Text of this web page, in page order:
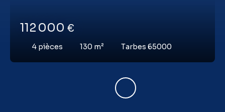
112 000 €
4 pièces 130 m² Tarbes 65000